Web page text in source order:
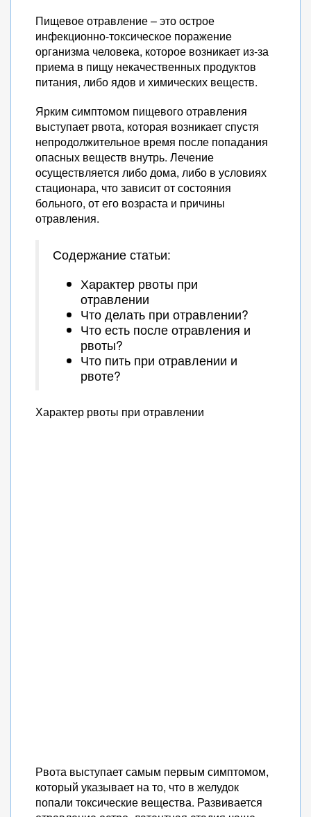
Пищевое отравление – это острое
инфекционно-токсическое поражение
организма человека, которое возникает из-за
приема в пищу некачественных продуктов
питания, либо ядов и химических веществ.
Ярким симптомом пищевого отравления
выступает рвота, которая возникает спустя
непродолжительное время после попадания
опасных веществ внутрь. Лечение
осуществляется либо дома, либо в условиях
стационара, что зависит от состояния
больного, от его возраста и причины
отравления.
Содержание статьи:
Характер рвоты при
отравлении
Что делать при отравлении?
Что есть после отравления и
рвоты?
Что пить при отравлении и
рвоте?
Характер рвоты при отравлении
Рвота выступает самым первым симптомом,
который указывает на то, что в желудок
попали токсические вещества. Развивается